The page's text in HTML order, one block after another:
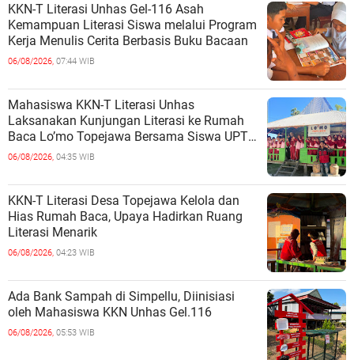
KKN-T Literasi Unhas Gel-116 Asah
Kemampuan Literasi Siswa melalui Program
Kerja Menulis Cerita Berbasis Buku Bacaan
06/08/2026, 07:44 WIB
Mahasiswa KKN-T Literasi Unhas
Laksanakan Kunjungan Literasi ke Rumah
Baca Lo’mo Topejawa Bersama Siswa UPT
SDN 66 Kajang
06/08/2026, 04:35 WIB
KKN-T Literasi Desa Topejawa Kelola dan
Hias Rumah Baca, Upaya Hadirkan Ruang
Literasi Menarik
06/08/2026, 04:23 WIB
Ada Bank Sampah di Simpellu, Diinisiasi
oleh Mahasiswa KKN Unhas Gel.116
06/08/2026, 05:53 WIB